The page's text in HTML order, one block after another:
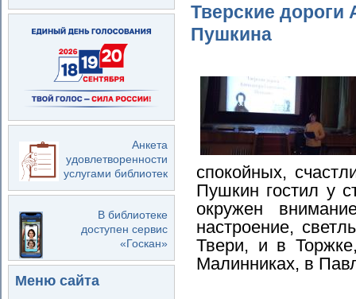
Анкета
удовлетворенности
услугами библиотек
В библиотеке
доступен сервис
«Госкан»
Меню сайта
Тверские дороги
Пушкина
спокойных,
Пушкин гостил у
окружен
настроение,
Твери, и в
Малинниках, в